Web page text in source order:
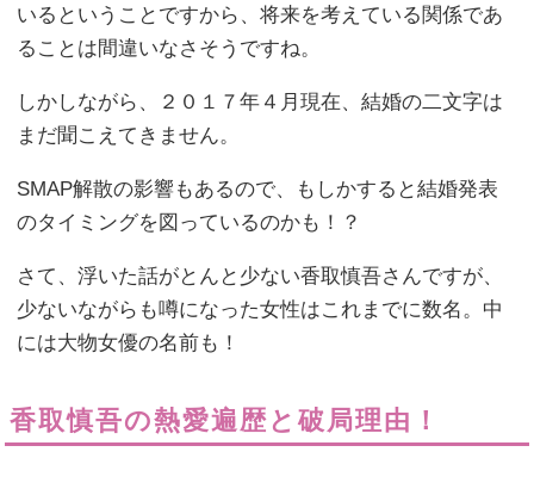
いるということですから、将来を考えている関係であ
ることは間違いなさそうですね。
しかしながら、２０１７年４月現在、結婚の二文字は
まだ聞こえてきません。
SMAP解散の影響もあるので、もしかすると結婚発表
のタイミングを図っているのかも！？
さて、浮いた話がとんと少ない香取慎吾さんですが、
少ないながらも噂になった女性はこれまでに数名。中
には大物女優の名前も！
香取慎吾の熱愛遍歴と破局理由！